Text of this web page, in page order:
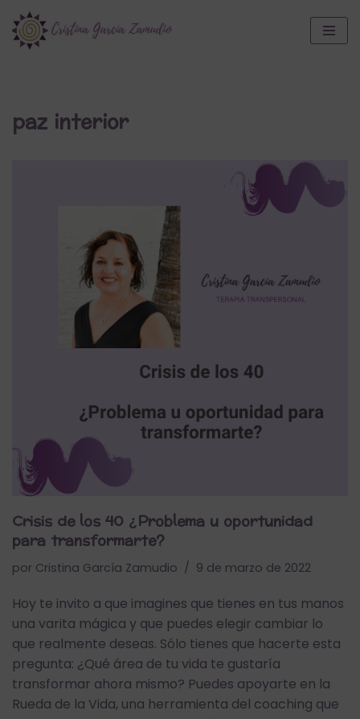
Saltar
paz interior
Crisis de los 40 ¿Problema u oportunidad
para transformarte?
por Cristina García Zamudio 9 de marzo de 2022
Hoy te invito a que imagines que tienes en tus manos
una varita mágica y que puedes elegir cambiar lo
que realmente deseas. Sólo tienes que hacerte esta
pregunta: ¿Qué área de tu vida te gustaría
transformar ahora mismo? Puedes apoyarte en la
Rueda de la Vida, una herramienta del coaching que